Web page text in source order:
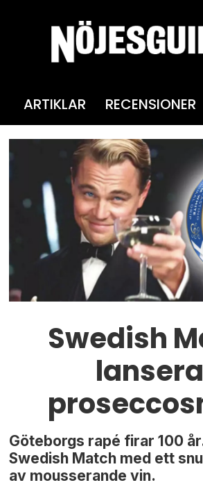
ARTIKLAR RECENSIONER
Swedish
Göteborgs rapé firar 100
Swedish Match med ett
av mousserande vin.